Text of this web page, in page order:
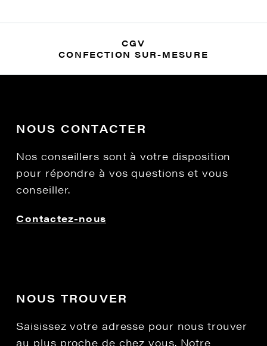
CGV
CONFECTION SUR-MESURE
NOUS CONTACTER
Nos conseillers sont à votre disposition
pour répondre à vos questions et vous
conseiller.
Contactez-nous
NOUS TROUVER
Saisissez votre adresse pour nous trouver
au plus proche de chez vous. Notre